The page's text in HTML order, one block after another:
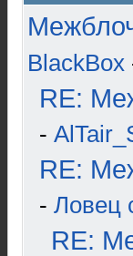
BlackBox
RE:
-
RE:
- Ловец
RE: